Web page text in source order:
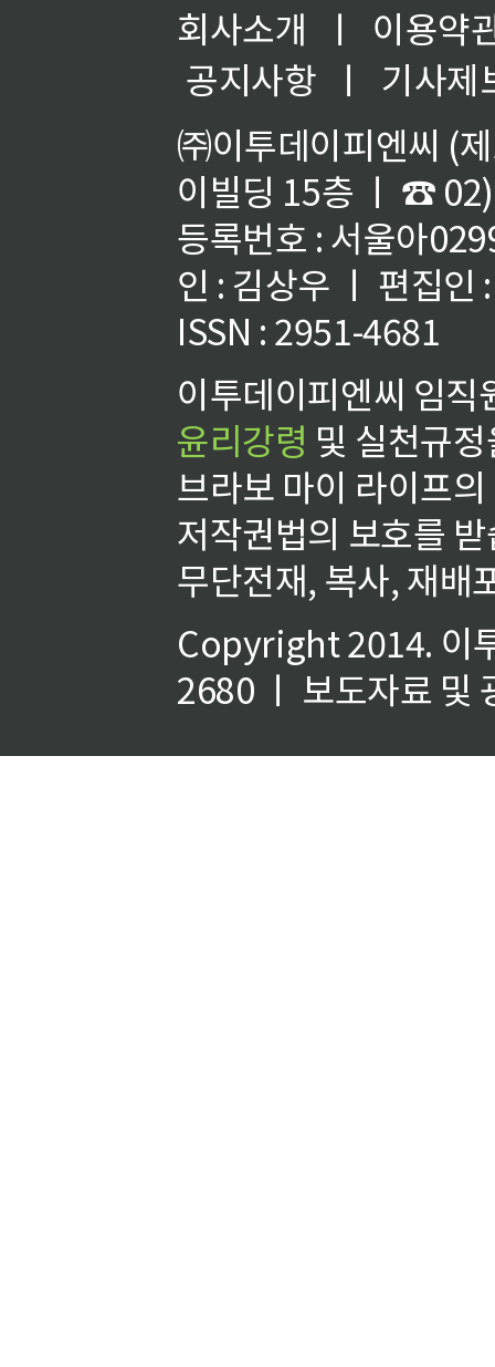
회사소개 ㅣ
이용약
공지사항
ㅣ
기사제
㈜이투데이피엔씨 (
이빌딩 15층 ㅣ ☎
등록번호 : 서울아
인 : 김상우 ㅣ 편집인
ISSN : 2951-4681
이투데이피엔씨 임
윤리강령 및 실천규
브라보 마이 라이프
저작권법의 보호를
무단전재, 복사, 재배
Copyright 2014. 이
2680 ㅣ 보도자료